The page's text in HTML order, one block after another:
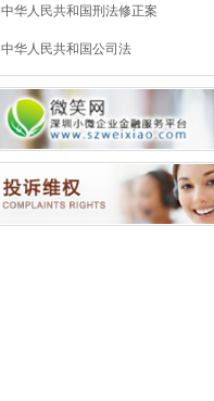
中华人民共和国刑法修正案
中华人民共和国公司法